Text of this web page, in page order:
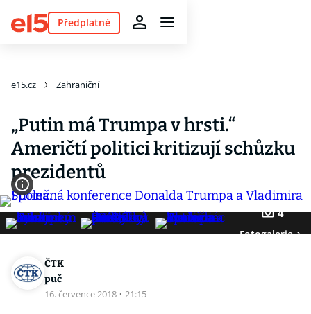
Předplatné
e15.cz Zahraniční
„Putin má Trumpa v hrsti.“
Američtí politici kritizují schůzku
prezidentů
4
Fotogalerie
ČTK
puč
16. července 2018 · 21:15